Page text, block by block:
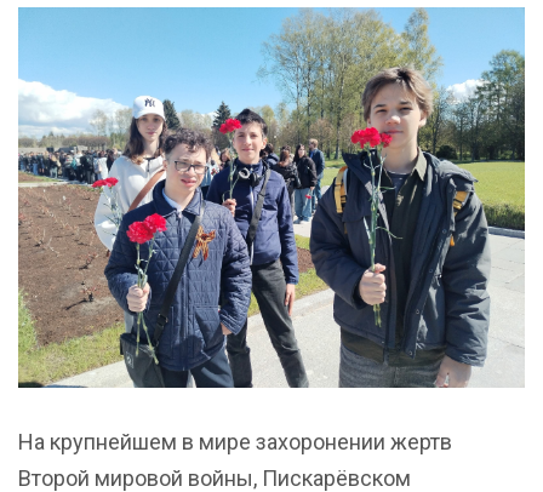
На крупнейшем в мире захоронении жертв
Второй мировой войны, Пискарёвском